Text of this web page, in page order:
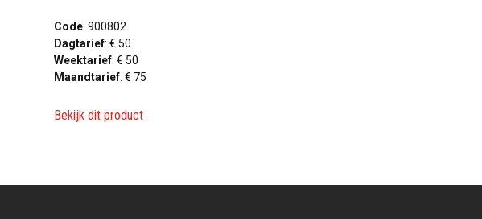
Code: 900802
Dagtarief: € 50
Weektarief: € 50
Maandtarief: € 75
Bekijk dit product